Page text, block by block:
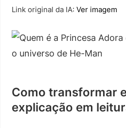
Link original da IA: Ver imagem
Como transformar
explicação em